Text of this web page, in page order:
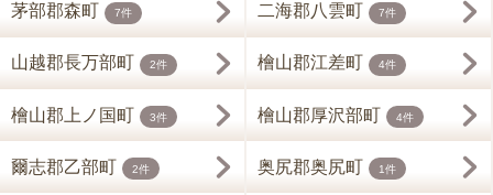
茅部郡森町 7件 二海郡八雲町 7件
山越郡長万部町 2件 檜山郡江差町 4件
檜山郡上ノ国町 3件 檜山郡厚沢部町 4件
爾志郡乙部町 2件 奥尻郡奥尻町 1件